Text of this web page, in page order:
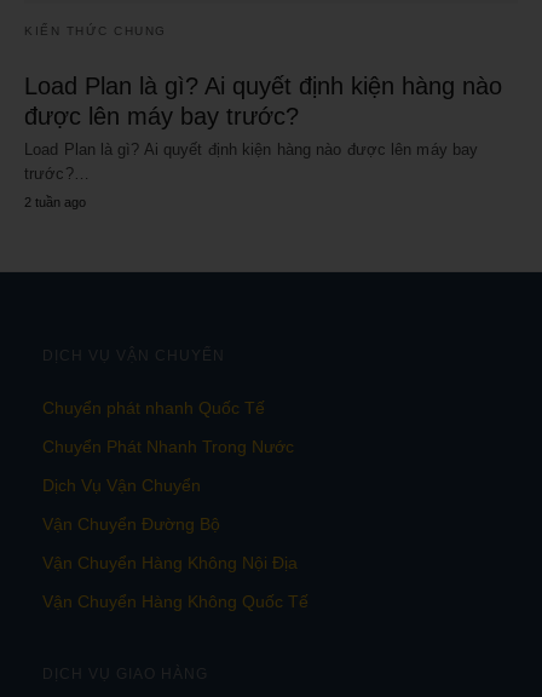
KIẾN THỨC CHUNG
Load Plan là gì? Ai quyết định kiện hàng nào
được lên máy bay trước?
Load Plan là gì? Ai quyết định kiện hàng nào được lên máy bay
trước?…
2 tuần ago
DỊCH VỤ VẬN CHUYỂN
Chuyển phát nhanh Quốc Tế
Chuyển Phát Nhanh Trong Nước
Dịch Vụ Vận Chuyển
Vận Chuyển Đường Bộ
Vận Chuyển Hàng Không Nội Địa
Vận Chuyển Hàng Không Quốc Tế
DỊCH VỤ GIAO HÀNG